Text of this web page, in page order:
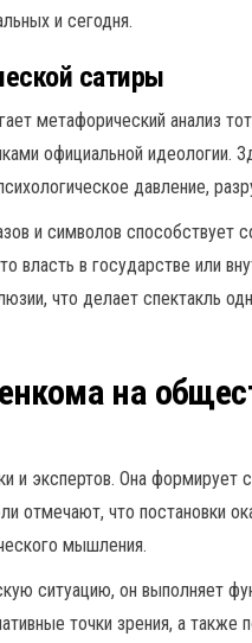
и сегодня.
сатиры
метафорический анализ
официальной идеологии.
давление,
и символов способствует
власть в государстве или
что делает спектакль
на
и экспертов. Она формирует
отмечают, что постановки
мышления.
ситуацию, он выполняет
точки зрения, а также